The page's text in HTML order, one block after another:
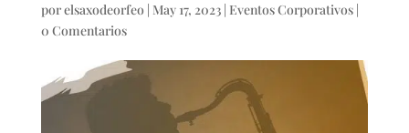
porelsaxodeorfeo | May 17, 2023| Eventos Corporativos|
0 Comentarios